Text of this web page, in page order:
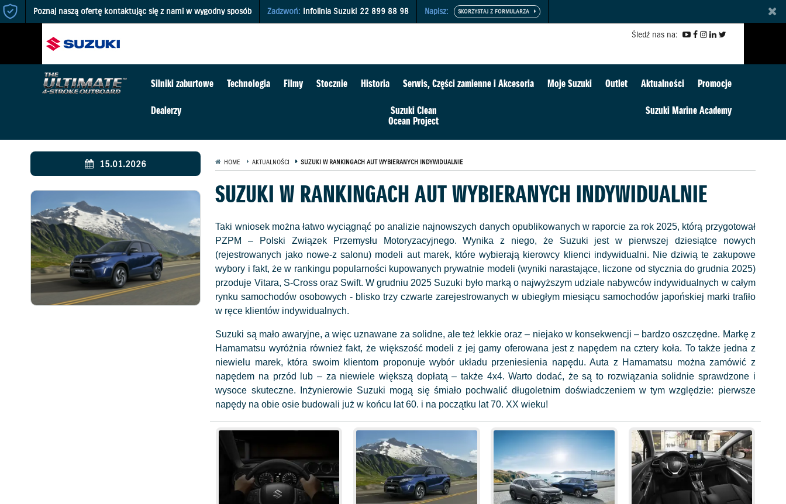
Poznaj naszą ofertę kontaktując się z nami w wygodny sposób Zadzwoń: Infolinia Suzuki 22 899 88 98 Napisz:
Śledź nas na:
Silniki zaburtowe Technologia Filmy Stocznie Historia Serwis, Części zamienne i Akcesoria Moje Suzuki Outlet Aktualności
Promocje
Dealerzy
Suzuki Clean
Ocean Project
Suzuki Marine Academy
15.01.2026 HOME AKTUALNOŚCI SUZUKI W RANKINGACH AUT WYBIERANYCH INDYWIDUALNIE
SUZUKI W RANKINGACH AUT WYBIERANYCH INDYWIDUALNIE
Taki wniosek można łatwo wyciągnąć po analizie najnowszych danych opublikowanych w raporcie za rok 2025, którą przygotował
PZPM – Polski Związek Przemysłu Motoryzacyjnego. Wynika z niego, że Suzuki jest w pierwszej dziesiątce nowych
(rejestrowanych jako nowe-z salonu) modeli aut marek, które wybierają kierowcy klienci indywidualni. Nie dziwią te zakupowe
wybory i fakt, że w rankingu popularności kupowanych prywatnie modeli (wyniki narastające, liczone od stycznia do grudnia 2025)
przoduje Vitara, S-Cross oraz Swift. W grudniu 2025 Suzuki było marką o najwyższym udziale nabywców indywidualnych w całym
rynku samochodów osobowych - blisko trzy czwarte zarejestrowanych w ubiegłym miesiącu samochodów japońskiej marki trafiło
w ręce klientów indywidualnych.
Suzuki są mało awaryjne, a więc uznawane za solidne, ale też lekkie oraz – niejako w konsekwencji – bardzo oszczędne. Markę z
Hamamatsu wyróżnia również fakt, że większość modeli z jej gamy oferowana jest z napędem na cztery koła. To także jedna z
niewielu marek, która swoim klientom proponuje wybór układu przeniesienia napędu. Auta z Hamamatsu można zamówić z
napędem na przód lub – za niewiele większą dopłatą – także 4x4. Warto dodać, że są to rozwiązania solidnie sprawdzone i
wysoce skuteczne. Inżynierowie Suzuki mogą się śmiało pochwalić długoletnim doświadczeniem w tym względzie: pierwsze
napędy na obie osie budowali już w końcu lat 60. i na początku lat 70. XX wieku!